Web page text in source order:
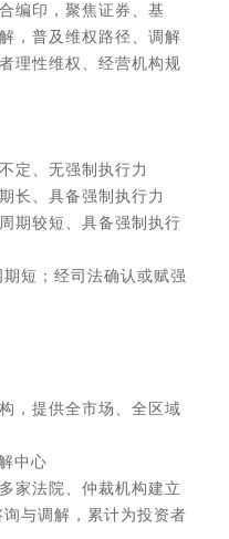
编印，聚焦证券、基
，普及维权路径、调解
理性维权、经营机构规
定、无强制执行力
长、具备强制执行力
期较短、具备强制执行
短；经司法确认或赋强
，提供全市场、全区域
中心
家法院、仲裁机构建立
与调解，累计为投资者